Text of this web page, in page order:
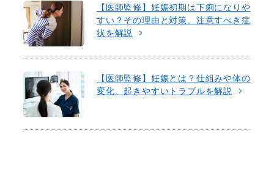
【医師監修】妊娠初期は下痢になりや
すい？その理由と対策、注意すべき症
状を解説
【医師監修】妊娠とは？仕組みや体の
変化、起きやすいトラブルを解説